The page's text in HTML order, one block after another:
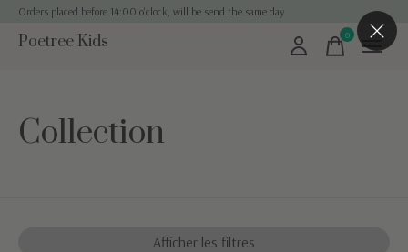
Orders placed before 14:00 o'clock, will be send the same day
Poetree Kids 0items
Collection
Afficher les filtres